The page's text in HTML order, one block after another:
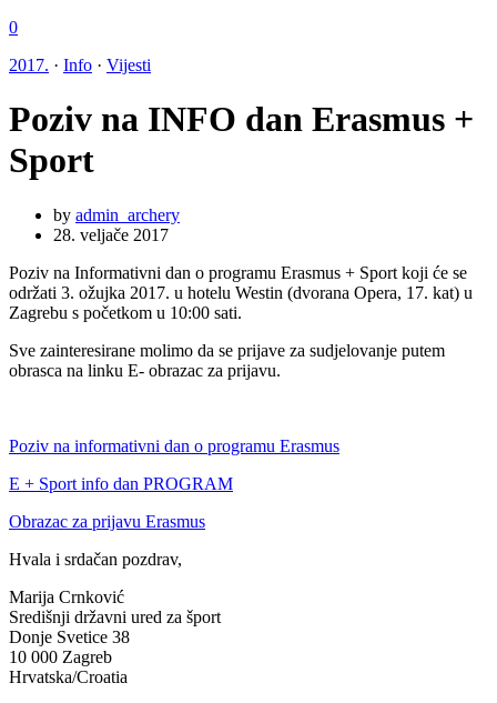
0
2017. · Info · Vijesti
Poziv na INFO dan Erasmus +
Sport
by admin_archery
28. veljače 2017
Poziv na Informativni dan o programu Erasmus + Sport koji će se
održati 3. ožujka 2017. u hotelu Westin (dvorana Opera, 17. kat) u
Zagrebu s početkom u 10:00 sati.
Sve zainteresirane molimo da se prijave za sudjelovanje putem
obrasca na linku E- obrazac za prijavu.
Poziv na informativni dan o programu Erasmus
E + Sport info dan PROGRAM
Obrazac za prijavu Erasmus
Hvala i srdačan pozdrav,
Marija Crnković
Središnji državni ured za šport
Donje Svetice 38
10 000 Zagreb
Hrvatska/Croatia